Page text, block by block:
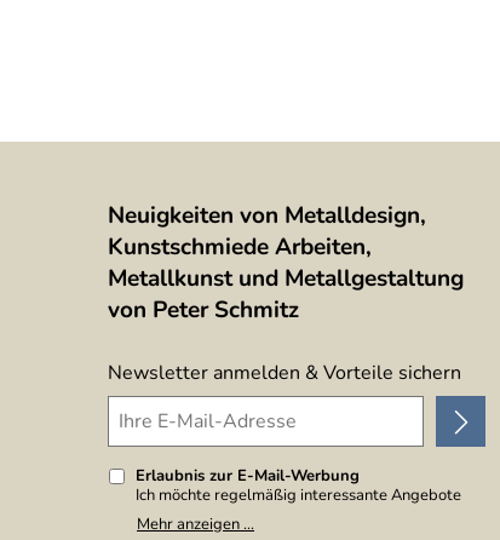
Neuigkeiten von Metalldesign,
Kunstschmiede Arbeiten,
Metallkunst und Metallgestaltung
von Peter Schmitz
Newsletter anmelden & Vorteile sichern
Erlaubnis zur E-Mail-Werbung
Ich möchte regelmäßig interessante Angebote
per E-Mail erhalten. Meine E-Mail-Adresse wird
nicht an andere Unternehmen weitergegeben. Zu
Mehr anzeigen ...